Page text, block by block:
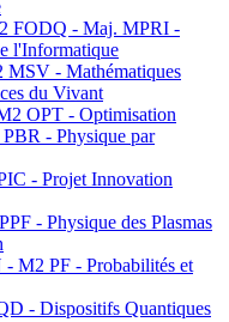
FODQ - Maj. MPRI -
l'Informatique
- Mathématiques
du Vivant
OPT - Optimisation
- Physique par
- Projet Innovation
- Physique des Plasmas
M2 PF - Probabilités et
- Dispositifs Quantiques